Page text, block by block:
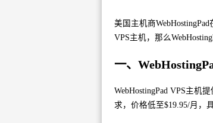
美国主机商
VPS主机，那么
一、
WebHostingPad VPS主机
求，价格低至$19.95/月，